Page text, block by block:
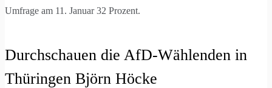
Umfrage am 11. Januar 32 Prozent.
Durchschauen die AfD-Wählenden in
Thüringen Björn Höcke